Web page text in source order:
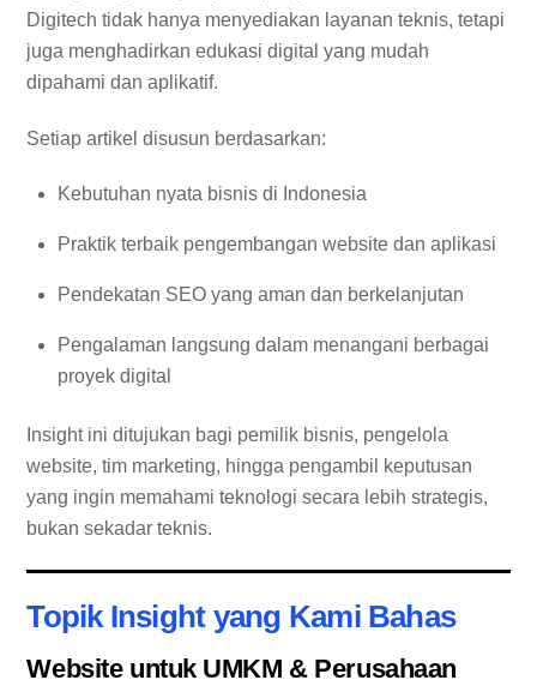
Digitech tidak hanya menyediakan layanan teknis, tetapi
juga menghadirkan edukasi digital yang mudah
dipahami dan aplikatif.
Setiap artikel disusun berdasarkan:
Kebutuhan nyata bisnis di Indonesia
Praktik terbaik pengembangan website dan aplikasi
Pendekatan SEO yang aman dan berkelanjutan
Pengalaman langsung dalam menangani berbagai
proyek digital
Insight ini ditujukan bagi pemilik bisnis, pengelola
website, tim marketing, hingga pengambil keputusan
yang ingin memahami teknologi secara lebih strategis,
bukan sekadar teknis.
Topik Insight yang Kami Bahas
Website untuk UMKM & Perusahaan